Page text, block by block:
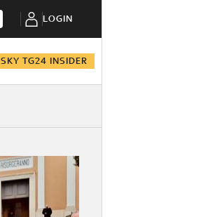
LOGIN
SKY TG24 INSIDER